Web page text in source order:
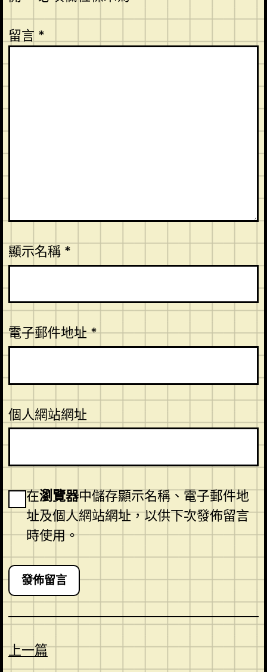
留言 *
顯示名稱 *
電子郵件地址*
個人網站網址
在瀏覽器中儲存顯示名稱、電子郵件地
址及個人網站網址，以供下次發佈留言
時使用。
上一篇